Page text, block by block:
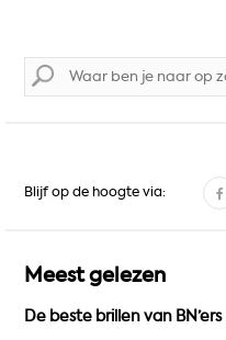
Zoek
naar:
Blijf op de hoogte via:
F
a
o
Meest gelezen
De beste brillen van BN’ers